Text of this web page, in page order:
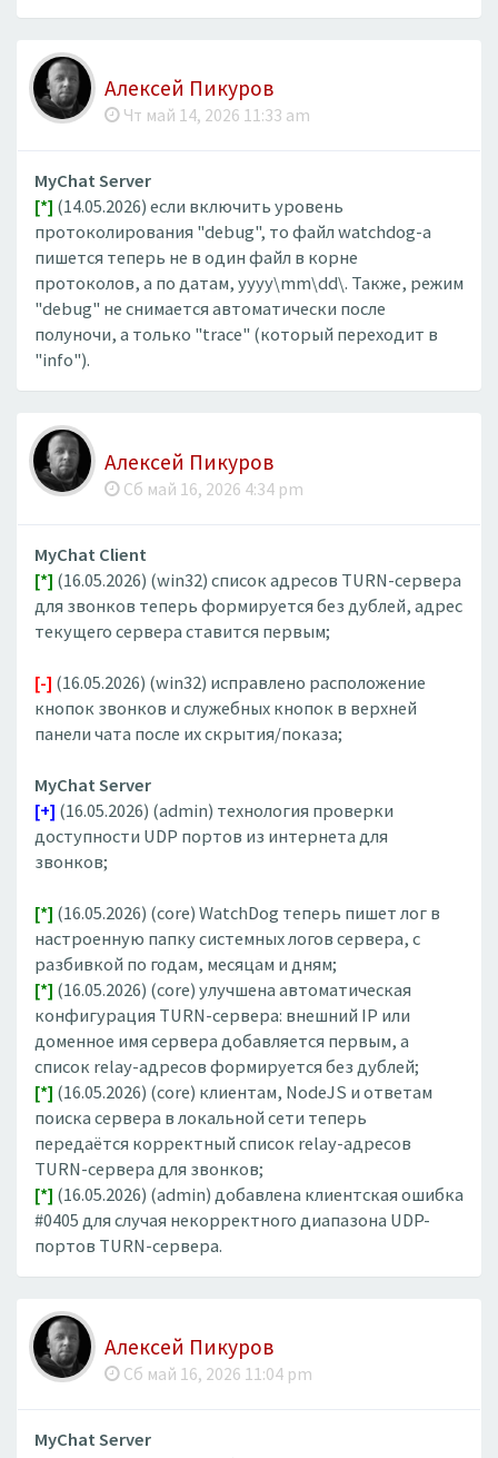
Алексей Пикуров
Чт май 14, 2026 11:33 am
MyChat Server
[*] (14.05.2026) если включить уровень
протоколирования "debug", то файл watchdog-а
пишется теперь не в один файл в корне
протоколов, а по датам, yyyy\mm\dd\. Также, режим
"debug" не снимается автоматически после
полуночи, а только "trace" (который переходит в
"info").
Алексей Пикуров
Сб май 16, 2026 4:34 pm
MyChat Client
[*] (16.05.2026) (win32) список адресов TURN-сервера
для звонков теперь формируется без дублей, адрес
текущего сервера ставится первым;
[-] (16.05.2026) (win32) исправлено расположение
кнопок звонков и служебных кнопок в верхней
панели чата после их скрытия/показа;
MyChat Server
[+] (16.05.2026) (admin) технология проверки
доступности UDP портов из интернета для
звонков;
[*] (16.05.2026) (core) WatchDog теперь пишет лог в
настроенную папку системных логов сервера, с
разбивкой по годам, месяцам и дням;
[*] (16.05.2026) (core) улучшена автоматическая
конфигурация TURN-сервера: внешний IP или
доменное имя сервера добавляется первым, а
список relay-адресов формируется без дублей;
[*] (16.05.2026) (core) клиентам, NodeJS и ответам
поиска сервера в локальной сети теперь
передаётся корректный список relay-адресов
TURN-сервера для звонков;
[*] (16.05.2026) (admin) добавлена клиентская ошибка
#0405 для случая некорректного диапазона UDP-
портов TURN-сервера.
Алексей Пикуров
Сб май 16, 2026 11:04 pm
MyChat Server